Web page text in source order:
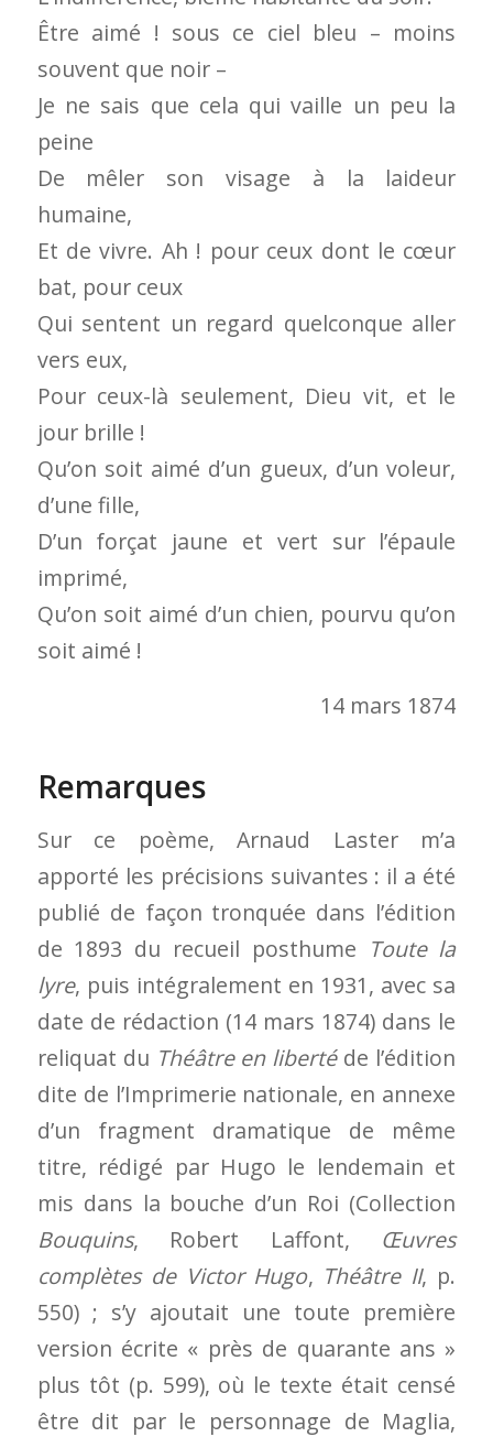
Être aimé ! sous ce ciel bleu – moins
souvent que noir –
Je ne sais que cela qui vaille un peu la
peine
De mêler son visage à la laideur
humaine,
Et de vivre. Ah ! pour ceux dont le cœur
bat, pour ceux
Qui sentent un regard quelconque aller
vers eux,
Pour ceux-là seulement, Dieu vit, et le
jour brille !
Qu’on soit aimé d’un gueux, d’un voleur,
d’une fille,
D’un forçat jaune et vert sur l’épaule
imprimé,
Qu’on soit aimé d’un chien, pourvu qu’on
soit aimé !
14 mars 1874
Remarques
Sur ce poème, Arnaud Laster m’a
apporté les précisions suivantes : il a été
publié de façon tronquée dans l’édition
de 1893 du recueil posthume Toute la
lyre, puis intégralement en 1931, avec sa
date de rédaction (14 mars 1874) dans le
reliquat du Théâtre en libertéde l’édition
dite de l’Imprimerie nationale, en annexe
d’un fragment dramatique de même
titre, rédigé par Hugo le lendemain et
mis dans la bouche d’un Roi (Collection
Bouquins, Robert Laffont, Œuvres
complètes de Victor Hugo, Théâtre II, p.
550) ; s’y ajoutait une toute première
version écrite « près de quarante ans »
plus tôt (p. 599), où le texte était censé
être dit par le personnage de Maglia,